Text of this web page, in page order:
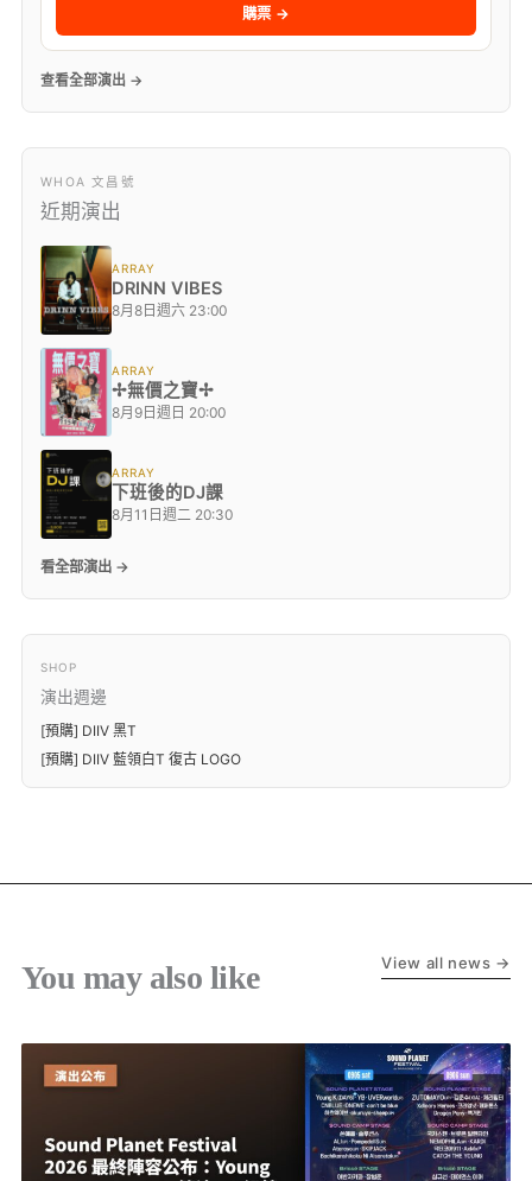
購票 →
查看全部演出 →
WHOA 文昌號
近期演出
ARRAY
DRINN VIBES
8月8日週六 23:00
ARRAY
✢無價之寶✢
8月9日週日 20:00
ARRAY
下班後的DJ課
8月11日週二 20:30
看全部演出 →
SHOP
演出週邊
[預購] DIIV 黑T
[預購] DIIV 藍領白T 復古 LOGO
You may also like View all news →